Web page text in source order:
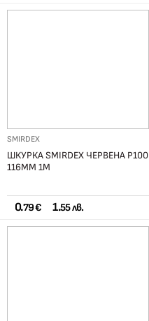
SMIRDEX
ШКУРКА SMIRDEX ЧЕРВЕНА Р100
116ММ 1М
0.79 € 1.55 лв.